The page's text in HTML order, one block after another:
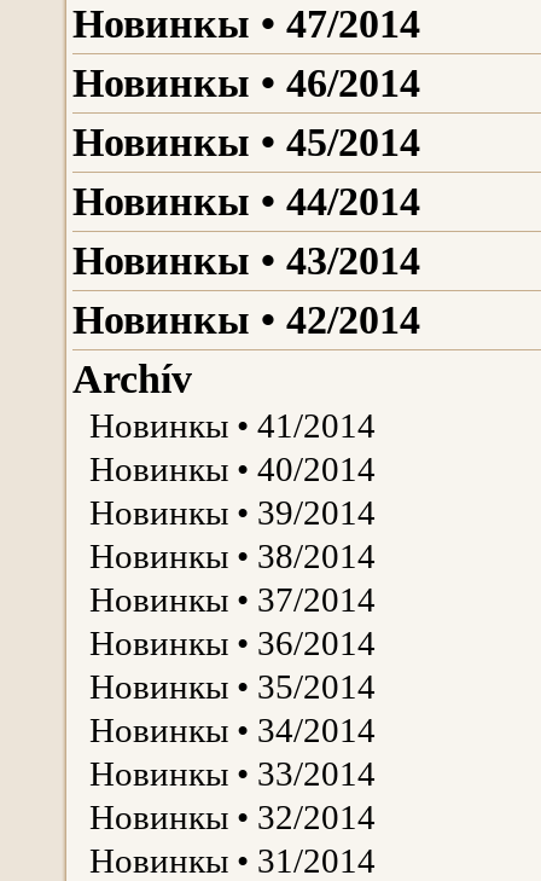
Новинкы • 47/2014
Новинкы • 46/2014
Новинкы • 45/2014
Новинкы • 44/2014
Новинкы • 43/2014
Новинкы • 42/2014
Archív
Новинкы • 41/2014
Новинкы • 40/2014
Новинкы • 39/2014
Новинкы • 38/2014
Новинкы • 37/2014
Новинкы • 36/2014
Новинкы • 35/2014
Новинкы • 34/2014
Новинкы • 33/2014
Новинкы • 32/2014
Новинкы • 31/2014